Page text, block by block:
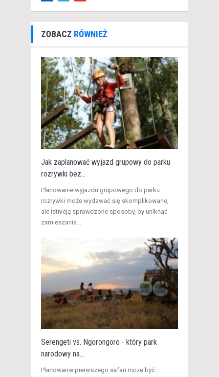
ZOBACZ RÓWNIEŻ
Jak zaplanować wyjazd grupowy do parku
rozrywki bez...
​Planowanie wyjazdu grupowego do parku
rozrywki może wydawać się skomplikowane,
ale istnieją sprawdzone sposoby, by uniknąć
zamieszania...
Serengeti vs. Ngorongoro - który park
narodowy na...
Planowanie pierwszego safari może być